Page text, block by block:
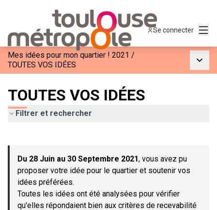
Se connecter
Mes idées pour mon quartier ! 2021 /
TOUTES VOS IDÉES
TOUTES VOS IDÉES
Filtrer et rechercher
−
Du 28 Juin au 30 Septembre 2021, vous avez pu
proposer votre idée pour le quartier et soutenir vos
idées préférées.
Toutes les idées ont été analysées pour vérifier
qu'elles répondaient bien aux critères de recevabilité